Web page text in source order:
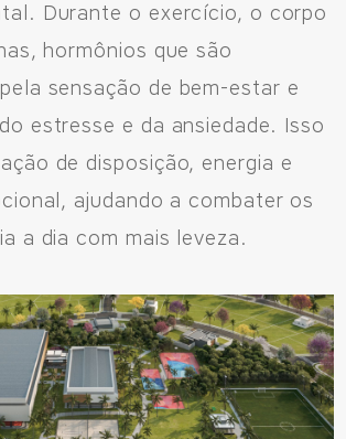
- Aquarela das Artes Bairro Planejado,
Hamoa Urbanismo Ltda
0001-17
453
Durante o exercício, o corpo
hormônios que são
sensação de bem-estar e
estresse e da ansiedade. Isso
de disposição, energia e
ajudando a combater os
a dia com mais leveza.